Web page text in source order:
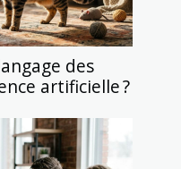
des
artificielle ?